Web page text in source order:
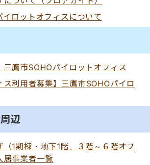
イロットオフィスについて
三鷹市SOHOパイロットオフィス
ス利用者募集】三鷹市SOHOパイロ
辺
（1期棟・地下1階、３階～６階オフ
居事業者一覧